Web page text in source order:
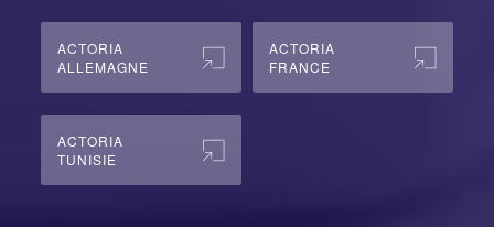
ACTORIA
ALLEMAGNE
ACTORIA
FRANCE
ACTORIA
TUNISIE